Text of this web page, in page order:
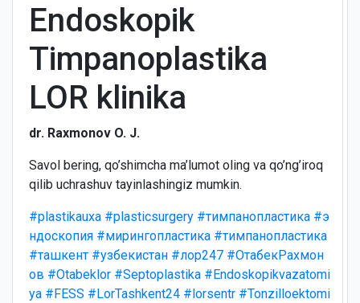
Endoskopik
Timpanoplastika
LOR klinika
dr. Raxmonov O. J.
Savol bering, qo’shimcha ma’lumot oling va qo’ng’iroq
qilib uchrashuv tayinlashingiz mumkin.
#plastikauxa #plasticsurgery #тимпанопластика #э
ндоскопия #мирингопластика #тимпанопластика
#ташкент #узбекистан #лор247 #ОтабекРахмон
ов #Otabeklor #Septoplastika #Endoskopikvazatomi
ya #FESS #LorTashkent24 #lorsentr #Tonzilloektomi